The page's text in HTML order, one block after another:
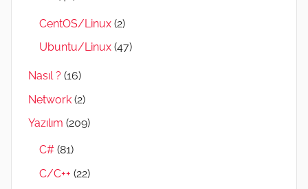
CentOS/Linux (2)
Ubuntu/Linux (47)
Nasıl ? (16)
Network (2)
Yazılım (209)
C# (81)
C/C++ (22)